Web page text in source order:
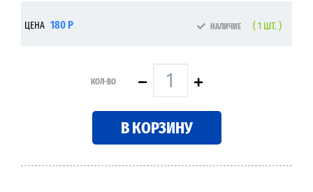
ЦЕНА 180 Р НАЛИЧИЕ ( 1 ШТ. )
КОЛ-ВО
В КОРЗИНУ